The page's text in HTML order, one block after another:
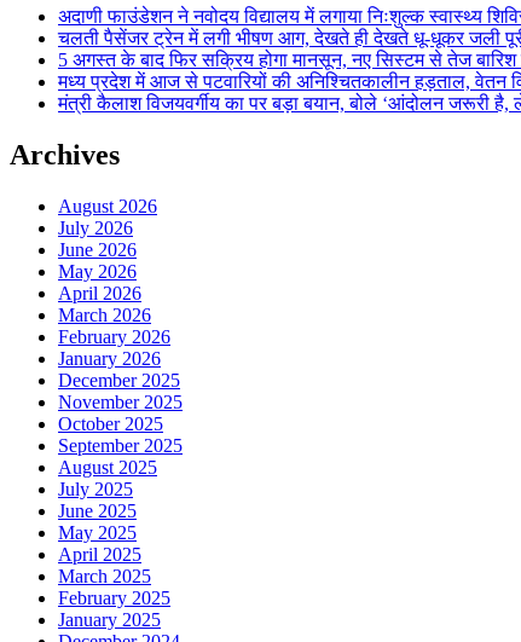
अदाणी फाउंडेशन ने नवोदय विद्यालय में लगाया निःशुल्क स्वास्थ्य
चलती पैसेंजर ट्रेन में लगी भीषण आग, देखते ही देखते धू-धूकर जली पूरी
5 अगस्त के बाद फिर सक्रिय होगा मानसून, नए सिस्टम से तेज
मध्य प्रदेश में आज से पटवारियों की अनिश्चितकालीन हड़ताल, वेतन
मंत्री कैलाश विजयवर्गीय का पर बड़ा बयान, बोले ‘आंदोलन जरूरी है,
Archives
August 2026
July 2026
June 2026
May 2026
April 2026
March 2026
February 2026
January 2026
December 2025
November 2025
October 2025
September 2025
August 2025
July 2025
June 2025
May 2025
April 2025
March 2025
February 2025
January 2025